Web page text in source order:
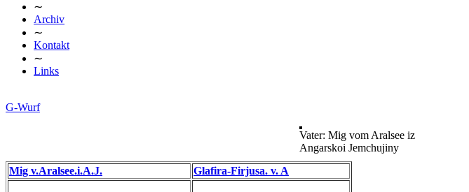
∼
Archiv
∼
Kontakt
∼
Links
G-Wurf
Vater: Mig vom Aralsee iz
Angarskoi Jemchujiny
Mig v.Aralsee.i.A.J. Glafira-Firjusa. v. A